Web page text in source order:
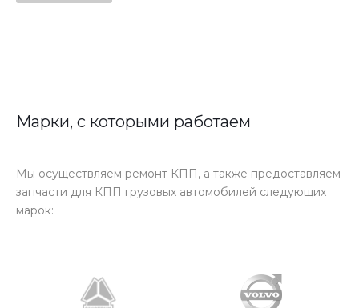
Марки, с которыми работаем
Мы осуществляем ремонт КПП, а также предоставляем
запчасти для КПП грузовых автомобилей следующих
марок: